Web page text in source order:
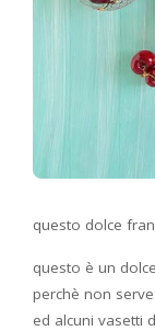
questo dolce
questo è un
perchè non
ed alcuni vasetti